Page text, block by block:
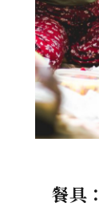
餐具：